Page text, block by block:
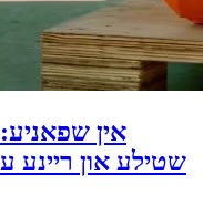
שטילע און ריינע